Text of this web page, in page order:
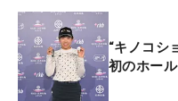
“キノコシ
初のホー